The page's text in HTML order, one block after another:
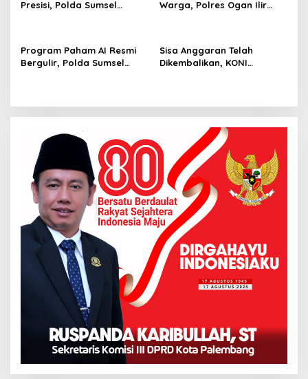
Presisi, Polda Sumsel
Warga, Polres Ogan Ilir
Program Paham AI Resmi
Bergulir, Polda Sumsel
Sisa Anggaran Telah
Dikembalikan, KONI